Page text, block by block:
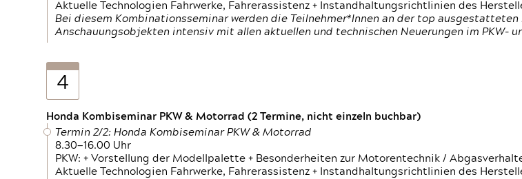
Aktuelle Technologien Fahrwerke, Fahrerassistenz + Instandhaltungsrichtlinien des
Bei diesem Kombinationsseminar werden die Teilnehmer*Innen an der top
Anschauungsobjekten intensiv mit allen aktuellen und technischen Neuerungen im PKW-
4
Honda Kombiseminar PKW & Motorrad (2 Termine, nicht einzeln buchbar)
Termin 2/2: Honda Kombiseminar PKW & Motorrad
8.30—16.00 Uhr
PKW: + Vorstellung der Modellpalette + Besonderheiten zur Motorentechnik /
Aktuelle Technologien Fahrwerke, Fahrerassistenz + Instandhaltungsrichtlinien des